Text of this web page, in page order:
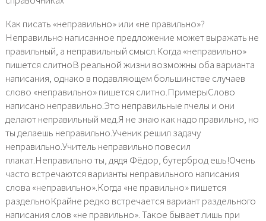
Как писать «неправильно» или «не правильно»?
Неправильно написанное предложение может выражать не
правильный, а неправильный смысл.Когда «неправильно»
пишется слитноВ реальной жизни возможны оба варианта
написания, однако в подавляющем большинстве случаев
слово «неправильно» пишется слитно.ПримерыСлово
написано неправильно.Это неправильные пчелы и они
делают неправильный мед.Я не знаю как надо правильно, но
ты делаешь неправильно.Ученик решил задачу
неправильно.Учитель неправильно повесил
плакат.Неправильно ты, дядя Фёдор, бутерброд ешь!Очень
часто встречаются варианты неправильного написания
слова «неправильно».Когда «не правильно» пишется
раздельноКрайне редко встречается вариант раздельного
написания слов «не правильно». Такое бывает лишь при